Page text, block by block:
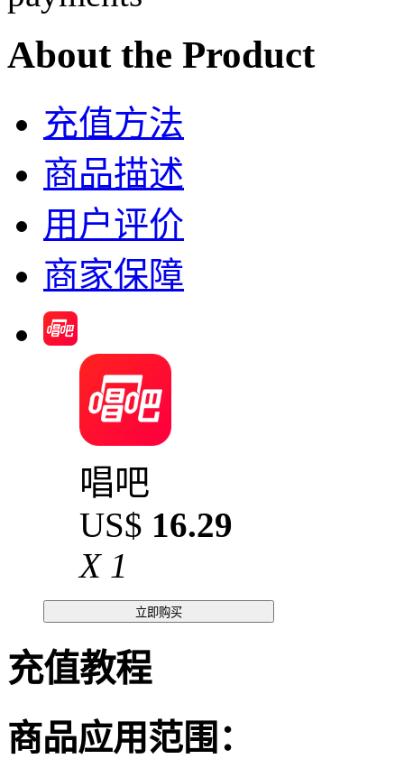
About the Product
充值方法
商品描述
用户评价
商家保障
唱吧
US$ 16.29
X 1
立即购买
充值教程
商品应用范围：